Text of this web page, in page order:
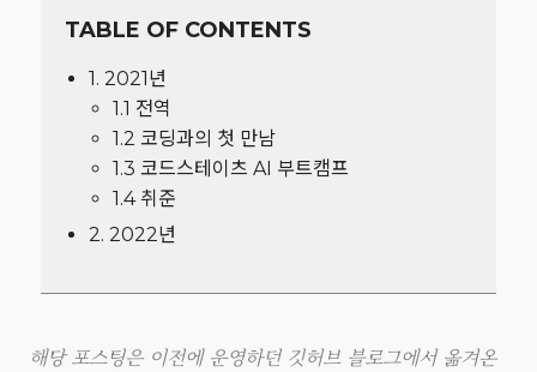
TABLE OF CONTENTS
1. 2021년
1.1 전역
1.2 코딩과의 첫 만남
1.3 코드스테이츠 AI 부트캠프
1.4 취준
2. 2022년
해당 포스팅은 이전에 운영하던 깃허브 블로그에서 옮겨온